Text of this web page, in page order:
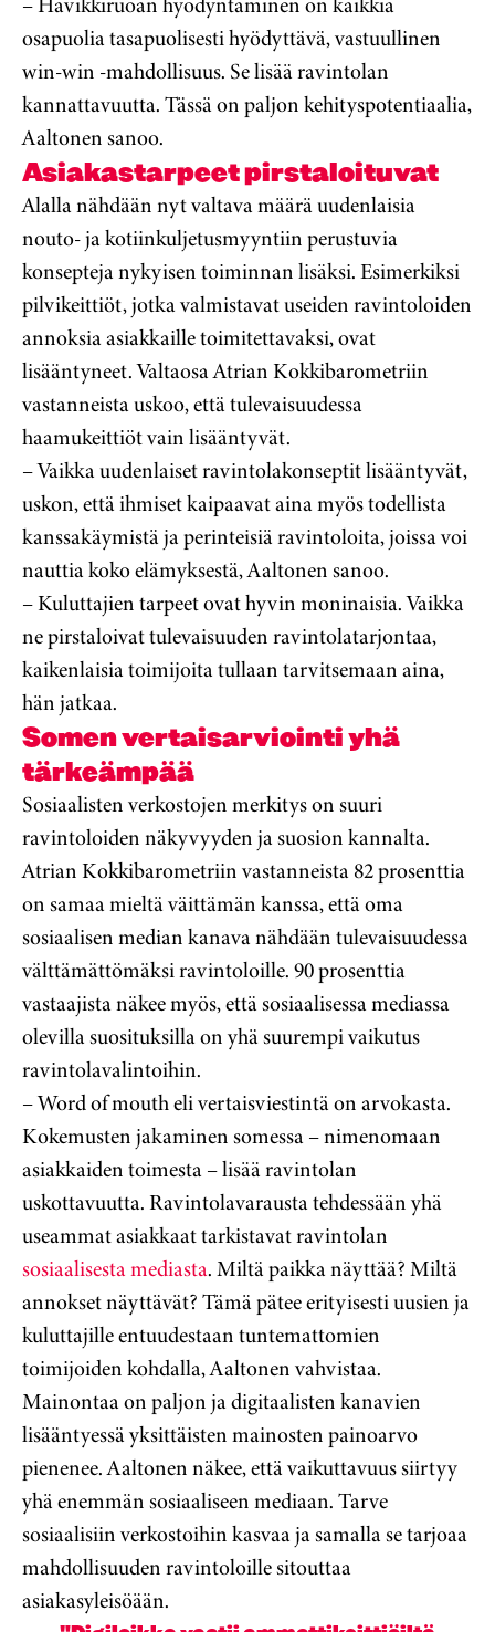
osapuolia tasapuolisesti hyödyttävä, vastuullinen
win-win -mahdollisuus. Se lisää ravintolan
kannattavuutta. Tässä on paljon kehityspotentiaalia,
Aaltonen sanoo.
Asiakastarpeet pirstaloituvat
Alalla nähdään nyt valtava määrä uudenlaisia
nouto- ja kotiinkuljetusmyyntiin perustuvia
konsepteja nykyisen toiminnan lisäksi. Esimerkiksi
pilvikeittiöt, jotka valmistavat useiden ravintoloiden
annoksia asiakkaille toimitettavaksi, ovat
lisääntyneet. Valtaosa Atrian Kokkibarometriin
vastanneista uskoo, että tulevaisuudessa
haamukeittiöt vain lisääntyvät.
– Vaikka uudenlaiset ravintolakonseptit lisääntyvät,
uskon, että ihmiset kaipaavat aina myös todellista
kanssakäymistä ja perinteisiä ravintoloita, joissa voi
nauttia koko elämyksestä, Aaltonen sanoo.
– Kuluttajien tarpeet ovat hyvin moninaisia. Vaikka
ne pirstaloivat tulevaisuuden ravintolatarjontaa,
kaikenlaisia toimijoita tullaan tarvitsemaan aina,
hän jatkaa.
Somen vertaisarviointi yhä
tärkeämpää
Sosiaalisten verkostojen merkitys on suuri
ravintoloiden näkyvyyden ja suosion kannalta.
Atrian Kokkibarometriin vastanneista 82 prosenttia
on samaa mieltä väittämän kanssa, että oma
sosiaalisen median kanava nähdään tulevaisuudessa
välttämättömäksi ravintoloille. 90 prosenttia
vastaajista näkee myös, että sosiaalisessa mediassa
olevilla suosituksilla on yhä suurempi vaikutus
ravintolavalintoihin.
– Word of mouth eli vertaisviestintä on arvokasta.
Kokemusten jakaminen somessa – nimenomaan
asiakkaiden toimesta – lisää ravintolan
uskottavuutta. Ravintolavarausta tehdessään yhä
useammat asiakkaat tarkistavat ravintolan
sosiaalisesta mediasta. Miltä paikka näyttää? Miltä
annokset näyttävät? Tämä pätee erityisesti uusien ja
kuluttajille entuudestaan tuntemattomien
toimijoiden kohdalla, Aaltonen vahvistaa.
Mainontaa on paljon ja digitaalisten kanavien
lisääntyessä yksittäisten mainosten painoarvo
pienenee. Aaltonen näkee, että vaikuttavuus siirtyy
yhä enemmän sosiaaliseen mediaan. Tarve
sosiaalisiin verkostoihin kasvaa ja samalla se tarjoaa
mahdollisuuden ravintoloille sitouttaa
asiakasyleisöään.